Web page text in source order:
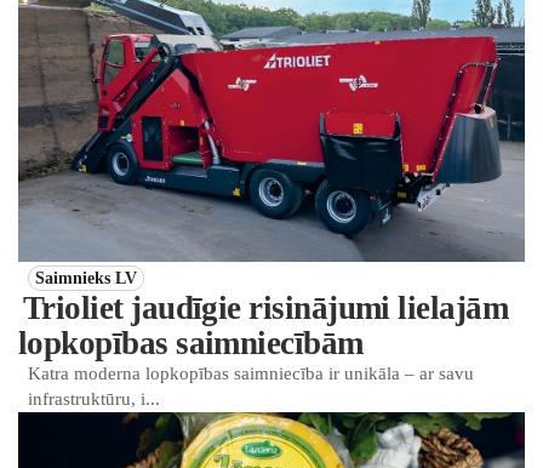
Saimnieks LV
Trioliet jaudīgie risinājumi lielajām
lopkopības saimniecībām
Katra moderna lopkopības saimniecība ir unikāla – ar savu
infrastruktūru, i...